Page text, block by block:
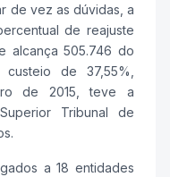
de vez as dúvidas, a
de reajuste
alcança 505.746 do
de 37,55%,
de 2015, teve a
Tribunal de
a 18 entidades